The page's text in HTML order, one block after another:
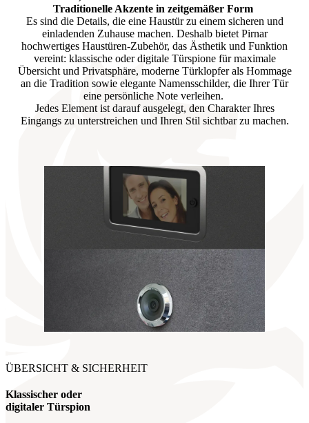
Traditionelle Akzente in zeitgemäßer Form
Es sind die Details, die eine Haustür zu einem sicheren und
einladenden Zuhause machen. Deshalb bietet Pirnar
hochwertiges Haustüren-Zubehör, das Ästhetik und Funktion
vereint: klassische oder digitale Türspione für maximale
Übersicht und Privatsphäre, moderne Türklopfer als Hommage
an die Tradition sowie elegante Namensschilder, die Ihrer Tür
eine persönliche Note verleihen.
Jedes Element ist darauf ausgelegt, den Charakter Ihres
Eingangs zu unterstreichen und Ihren Stil sichtbar zu machen.
ÜBERSICHT & SICHERHEIT
Klassischer oder
digitaler Türspion